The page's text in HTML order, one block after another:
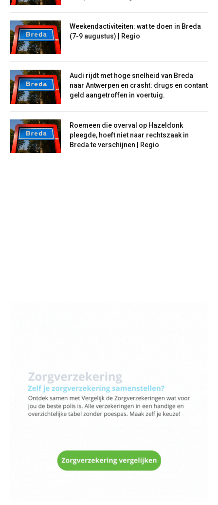
Weekendactiviteiten: wat te doen in Breda
(7-9 augustus) | Regio
Audi rijdt met hoge snelheid van Breda
naar Antwerpen en crasht: drugs en contant
geld aangetroffen in voertuig.
Roemeen die overval op Hazeldonk
pleegde, hoeft niet naar rechtszaak in
Breda te verschijnen | Regio